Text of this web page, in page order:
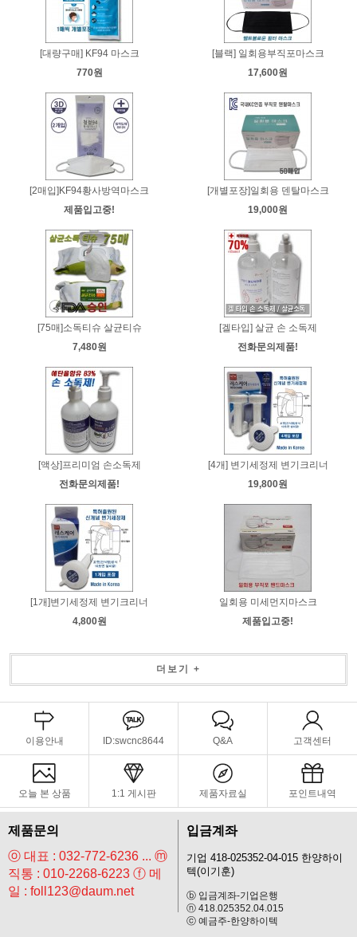
[대량구매] KF94 마스크
770원
[블랙] 일회용부직포마스크
17,600원
[2매입]KF94황사방역마스크
제품입고중!
[개별포장]일회용 덴탈마스크
19,000원
[75매]소독티슈 살균티슈
7,480원
[겔타입] 살균 손 소독제
전화문의제품!
[액상]프리미엄 손소독제
전화문의제품!
[4개] 변기세정제 변기크리너
19,800원
[1개]변기세정제 변기크리너
4,800원
일회용 미세먼지마스크
제품입고중!
더보기 +
이용안내 ID:swcnc8644 Q&A 고객센터
오늘 본 상품 1:1 게시판 제품자료실 포인트내역
제품문의
ⓞ 대표 : 032-772-6236 ... ⓜ
직통 : 010-2268-6223 ⓕ 메
일 : foll123@daum.net
입금계좌
기업 418-025352-04-015 한양하이
텍(이기훈)
ⓑ 입금계좌-기업은행
ⓝ 418.025352.04.015
ⓒ 예금주-한양하이텍